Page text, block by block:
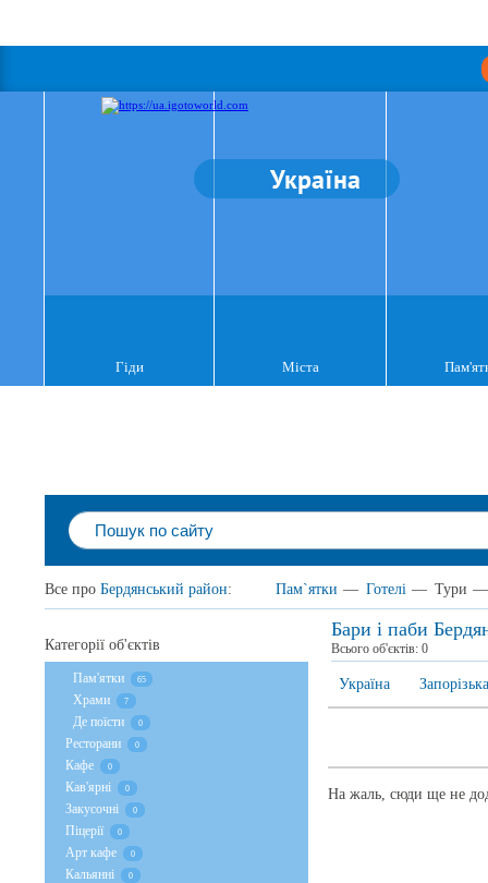
Україна
Гіди Міста
Все про Бердянський район: Пам`ятки — Готелі — Тури —
Бари і паби
Всього об'єктів: 0
Україна
На жаль, сюди ще не
Категорії об'єктів
Пам'ятки 65
Храми 7
Де поїсти 0
Ресторани 0
Кафе 0
Кав'ярні 0
Закусочні 0
Піцерії 0
Арт кафе 0
Кальянні 0